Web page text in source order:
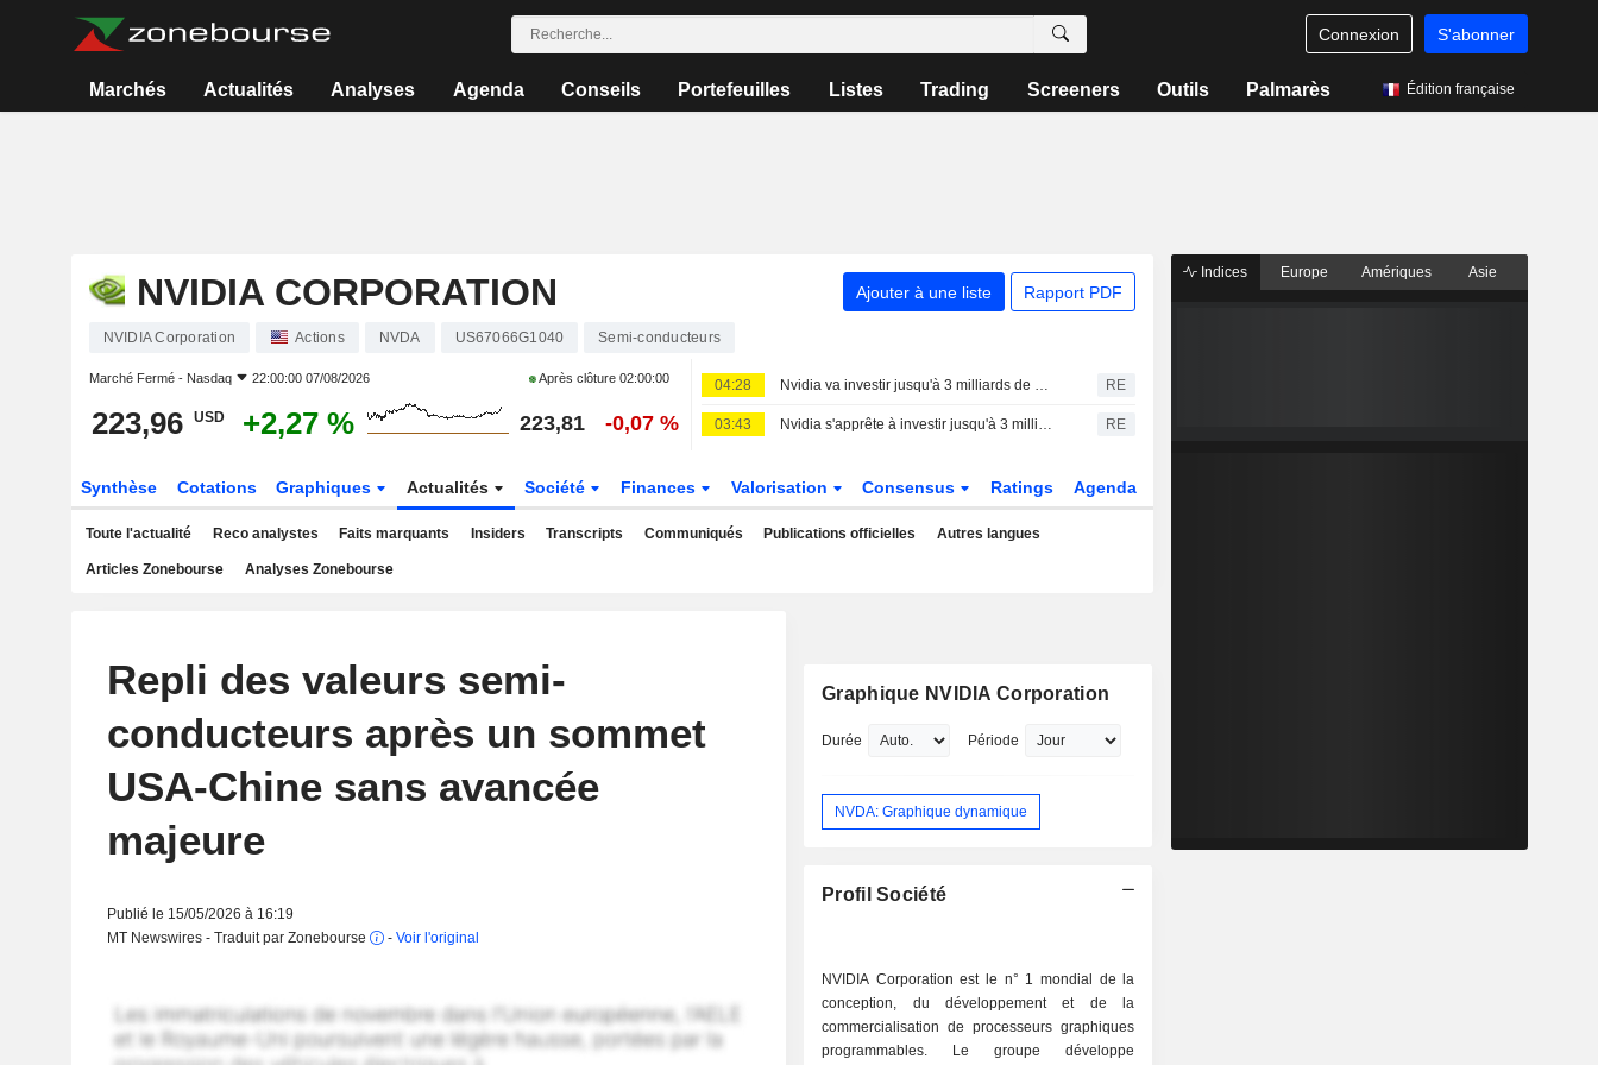
Connexion S'abonner
Marchés Actualités Analyses Agenda Conseils Portefeuilles Listes Trading Screeners Outils Palmarès Édition française
NVIDIA CORPORATION Ajouter à une liste Rapport PDF
NVIDIA Corporation Actions NVDA US67066G1040 Semi-conducteurs
Marché Fermé - Nasdaq 22:00:00 07/08/2026 Après clôture 02:00:00
223,96 USD +2,27 % 223,81 -0,07 %
04:28 Nvidia va investir jusqu'à 3 milliards de dollars dans Lancium, le développeur du centre de données Stargate, selon The Information RE
03:43 Nvidia s'apprête à investir jusqu'à 3 milliards de dollars dans Lancium, selon The Information RE
Synthèse Cotations Graphiques Actualités Société Finances Valorisation Consensus Ratings Agenda
Toute l'actualité Reco analystes Faits marquants Insiders Transcripts Communiqués Publications officielles Autres langues
Articles Zonebourse Analyses Zonebourse
Repli des valeurs semi-
conducteurs après un sommet
USA-Chine sans avancée
majeure
Publié le 15/05/2026 à 16:19
MT Newswires - Traduit par Zonebourse
- Voir l'original
Graphique NVIDIA Corporation
Durée Période
NVDA: Graphique dynamique
Profil Société
NVIDIA Corporation est le n° 1 mondial de la
conception, du développement et de la
commercialisation de processeurs graphiques
programmables. Le groupe développe
Indices Europe Amériques Asie